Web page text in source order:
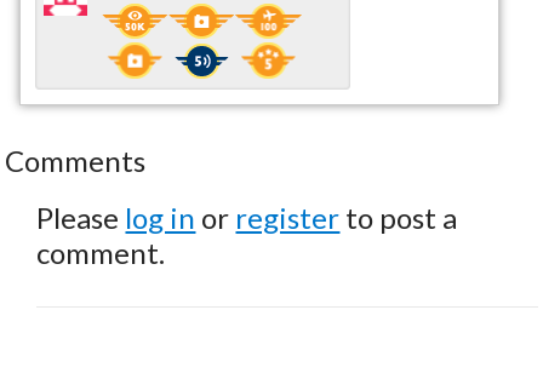
Comments
Please log in or register to post a
comment.